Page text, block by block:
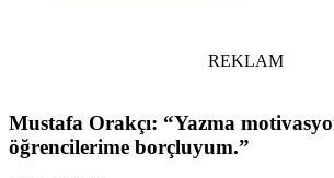
REKLAM
Mustafa Orakçı: “Yazma
öğrencilerime borçluyum.”